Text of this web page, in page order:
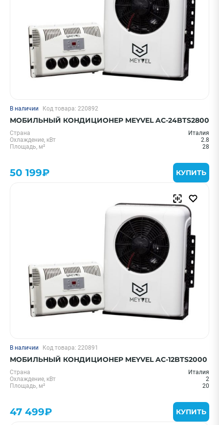
В наличии Код товара: 220892
МОБИЛЬНЫЙ КОНДИЦИОНЕР MEYVEL AC-24BTS2800
Страна
Италия
Охлаждение, кВт
2.8
Площадь, м²
28
50 199₽ КУПИТЬ
В наличии Код товара: 220891
МОБИЛЬНЫЙ КОНДИЦИОНЕР MEYVEL AC-12BTS2000
Страна
Италия
Охлаждение, кВт
2
Площадь, м²
20
47 499₽ КУПИТЬ